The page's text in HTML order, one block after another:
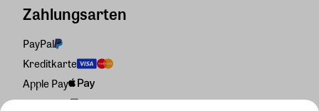
Zahlungsarten
PayPal
Kreditkarte
Apple Pay
Rechnung